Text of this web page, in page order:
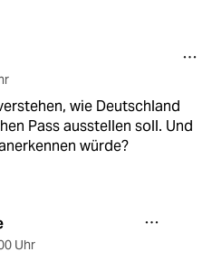
wie Deutschland
Pass ausstellen soll. Und
würde?
Uhr